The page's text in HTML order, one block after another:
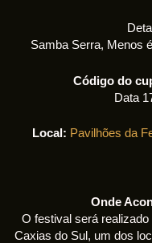
Samba Serra, Menos
Código do
Data
Local: Pavilhões da
Onde
O festival será
Caxias do Sul, um dos